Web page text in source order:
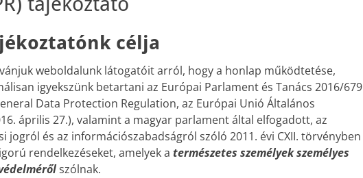
célja
weboldalunk látogatóit arról, hogy a honlap működtetése,
igyekszünk betartani az Európai Parlament és Tanács 2016/679
Data Protection Regulation, az Európai Unió Általános
április 27.), valamint a magyar parlament által elfogadott, az
jogról és az információszabadságról szóló 2011. évi CXII. törvényben
rendelkezéseket, amelyek a természetes személyek személyes
szólnak.